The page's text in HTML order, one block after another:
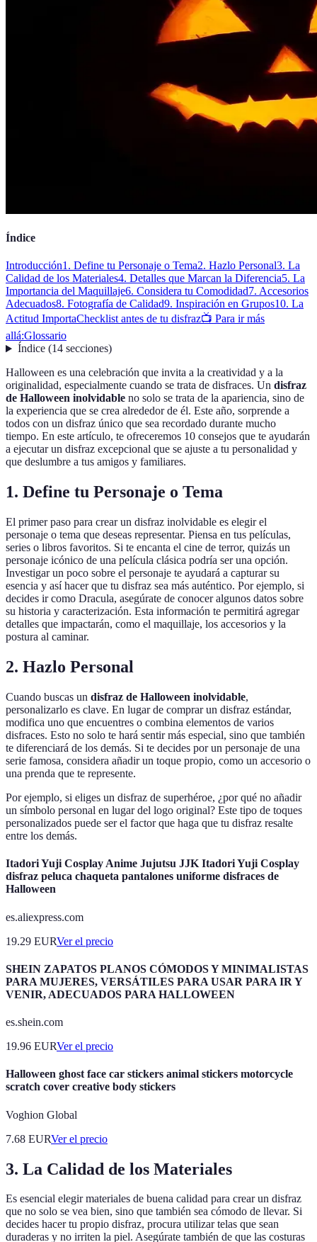
Índice
Introducción1. Define tu Personaje o Tema2. Hazlo Personal3. La
Calidad de los Materiales4. Detalles que Marcan la Diferencia5. La
Importancia del Maquillaje6. Considera tu Comodidad7. Accesorios
Adecuados8. Fotografía de Calidad9. Inspiración en Grupos10. La
Actitud ImportaChecklist antes de tu disfraz📺 Para ir más
allá:Glossario
Índice(14 secciones)
Halloween es una celebración que invita a la creatividad y a la
originalidad, especialmente cuando se trata de disfraces. Un disfraz
de Halloween inolvidable no solo se trata de la apariencia, sino de
la experiencia que se crea alrededor de él. Este año, sorprende a
todos con un disfraz único que sea recordado durante mucho
tiempo. En este artículo, te ofreceremos 10 consejos que te ayudarán
a ejecutar un disfraz excepcional que se ajuste a tu personalidad y
que deslumbre a tus amigos y familiares.
1. Define tu Personaje o Tema
El primer paso para crear un disfraz inolvidable es elegir el
personaje o tema que deseas representar. Piensa en tus películas,
series o libros favoritos. Si te encanta el cine de terror, quizás un
personaje icónico de una película clásica podría ser una opción.
Investigar un poco sobre el personaje te ayudará a capturar su
esencia y así hacer que tu disfraz sea más auténtico. Por ejemplo, si
decides ir como Dracula, asegúrate de conocer algunos datos sobre
su historia y caracterización. Esta información te permitirá agregar
detalles que impactarán, como el maquillaje, los accesorios y la
postura al caminar.
2. Hazlo Personal
Cuando buscas un disfraz de Halloween inolvidable,
personalizarlo es clave. En lugar de comprar un disfraz estándar,
modifica uno que encuentres o combina elementos de varios
disfraces. Esto no solo te hará sentir más especial, sino que también
te diferenciará de los demás. Si te decides por un personaje de una
serie famosa, considera añadir un toque propio, como un accesorio o
una prenda que te represente.
Por ejemplo, si eliges un disfraz de superhéroe, ¿por qué no añadir
un símbolo personal en lugar del logo original? Este tipo de toques
personalizados puede ser el factor que haga que tu disfraz resalte
entre los demás.
Itadori Yuji Cosplay Anime Jujutsu JJK Itadori Yuji Cosplay
disfraz peluca chaqueta pantalones uniforme disfraces de
Halloween
es.aliexpress.com
19.29 EURVer el precio
SHEIN ZAPATOS PLANOS CÓMODOS Y MINIMALISTAS
PARA MUJERES, VERSÁTILES PARA USAR PARA IR Y
VENIR, ADECUADOS PARA HALLOWEEN
es.shein.com
19.96 EURVer el precio
Halloween ghost face car stickers animal stickers motorcycle
scratch cover creative body stickers
Voghion Global
7.68 EURVer el precio
3. La Calidad de los Materiales
Es esencial elegir materiales de buena calidad para crear un disfraz
que no solo se vea bien, sino que también sea cómodo de llevar. Si
decides hacer tu propio disfraz, procura utilizar telas que sean
duraderas y no irriten la piel. Asegúrate también de que las costuras